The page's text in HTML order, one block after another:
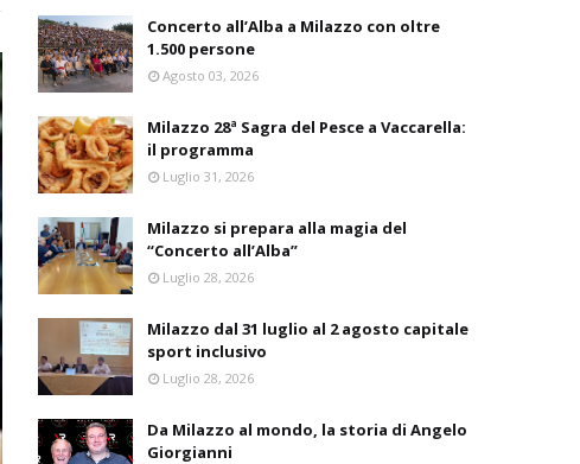
Concerto all’Alba a Milazzo con oltre
1.500 persone
Agosto 03, 2026
Milazzo 28ª Sagra del Pesce a Vaccarella:
il programma
Luglio 31, 2026
Milazzo si prepara alla magia del
“Concerto all’Alba”
Luglio 28, 2026
Milazzo dal 31 luglio al 2 agosto capitale
sport inclusivo
Luglio 28, 2026
Da Milazzo al mondo, la storia di Angelo
Giorgianni